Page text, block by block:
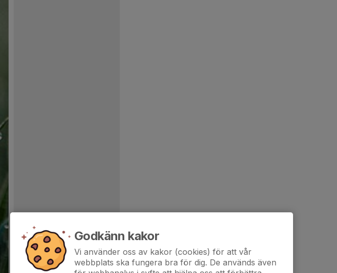
Godkänn kakor
Vi använder oss av kakor (cookies) för att vår
webbplats ska fungera bra för dig. De används även